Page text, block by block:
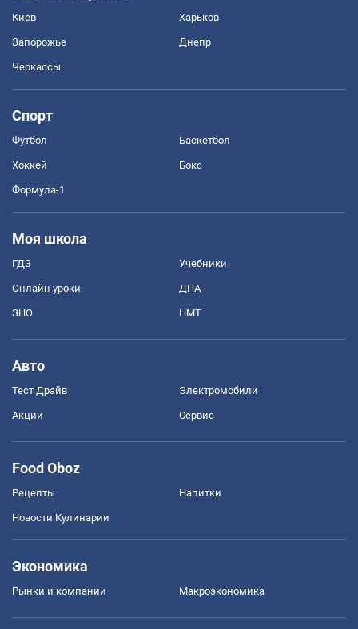
Киев Харьков
Запорожье Днепр
Черкассы
Спорт
Футбол Баскетбол
Хоккей Бокс
Формула-1
Моя школа
ГДЗ Учебники
Онлайн уроки ДПА
ЗНО НМТ
Авто
Тест Драйв Электромобили
Акции Сервис
Food Oboz
Рецепты Напитки
Новости Кулинарии
Экономика
Рынки и компании Mакроэкономика